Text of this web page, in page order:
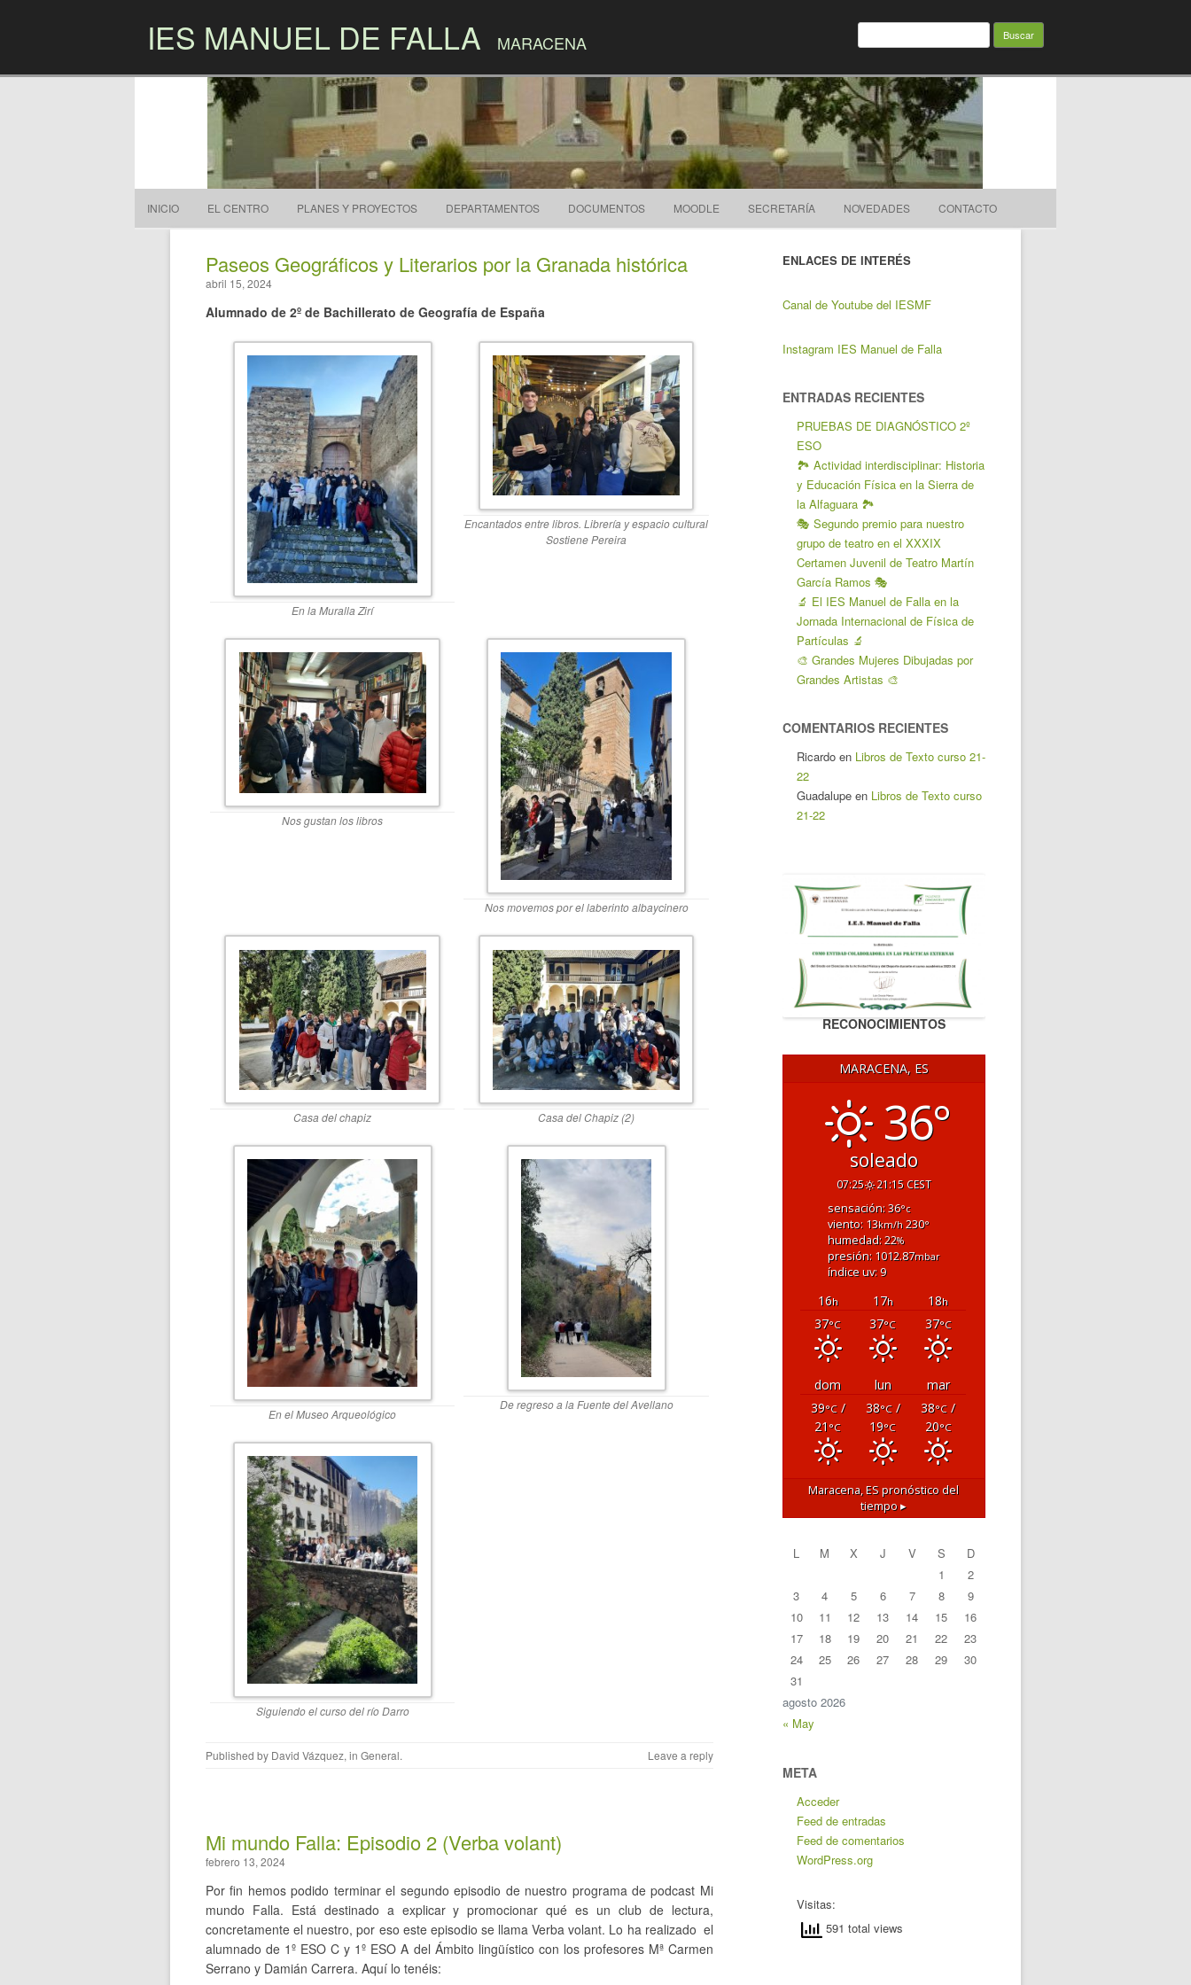
IES MANUEL DE FALLA MARACENA
Buscar:
INICIO EL CENTRO PLANES Y PROYECTOS DEPARTAMENTOS DOCUMENTOS MOODLE SECRETARÍA NOVEDADES CONTACTO
Paseos Geográficos y Literarios por la Granada histórica
abril 15, 2024
Alumnado de 2º de Bachillerato de Geografía de España
En la Muralla Zirí
Encantados entre libros. Librería y espacio cultural
Sostiene Pereira
Nos gustan los libros
Nos movemos por el laberinto albaycinero
Casa del chapiz Casa del Chapiz (2)
En el Museo Arqueológico
De regreso a la Fuente del Avellano
Siguiendo el curso del río Darro
Published by David Vázquez, in General. Leave a reply
Mi mundo Falla: Episodio 2 (Verba volant)
febrero 13, 2024
Por fin hemos podido terminar el segundo episodio de nuestro programa de podcast Mi
mundo Falla. Está destinado a explicar y promocionar qué es un club de lectura,
concretamente el nuestro, por eso este episodio se llama Verba volant. Lo ha realizado el
alumnado de 1º ESO C y 1º ESO A del Ámbito lingüístico con los profesores Mª Carmen
Serrano y Damián Carrera. Aquí lo tenéis:
ENLACES DE INTERÉS
Canal de Youtube del IESMF
Instagram IES Manuel de Falla
ENTRADAS RECIENTES
PRUEBAS DE DIAGNÓSTICO 2º
ESO
🏞️ Actividad interdisciplinar: Historia
y Educación Física en la Sierra de
la Alfaguara 🏞️
🎭 Segundo premio para nuestro
grupo de teatro en el XXXIX
Certamen Juvenil de Teatro Martín
García Ramos 🎭
🔬 El IES Manuel de Falla en la
Jornada Internacional de Física de
Partículas 🔬
🎨 Grandes Mujeres Dibujadas por
Grandes Artistas 🎨
COMENTARIOS RECIENTES
Ricardoen Libros de Texto curso 21-
22
Guadalupeen Libros de Texto curso
21-22
RECONOCIMIENTOS
MARACENA, ES
36°
soleado
07:25 21:15 CEST
sensación: 36°c
viento: 13km/h 230°
humedad: 22%
presión: 1012.87mbar
índice uv: 9
16h 17h 18h
37°C 37°C 37°C
dom lun
mar
39°C/
21 °C
38°C/
19°C
38°C /
20°C
Maracena, ESpronóstico del
tiempo ▸
agosto 2026
L M X J V S
D
1
2
3
4 5 6 7 8
9
10
11 12 13 14 15
16
17
18 19 20 21 22
23
24
25 26 27 28 29
30
31
« May
META
Acceder
Feed de entradas
Feed de comentarios
WordPress.org
Visitas:
591 total views